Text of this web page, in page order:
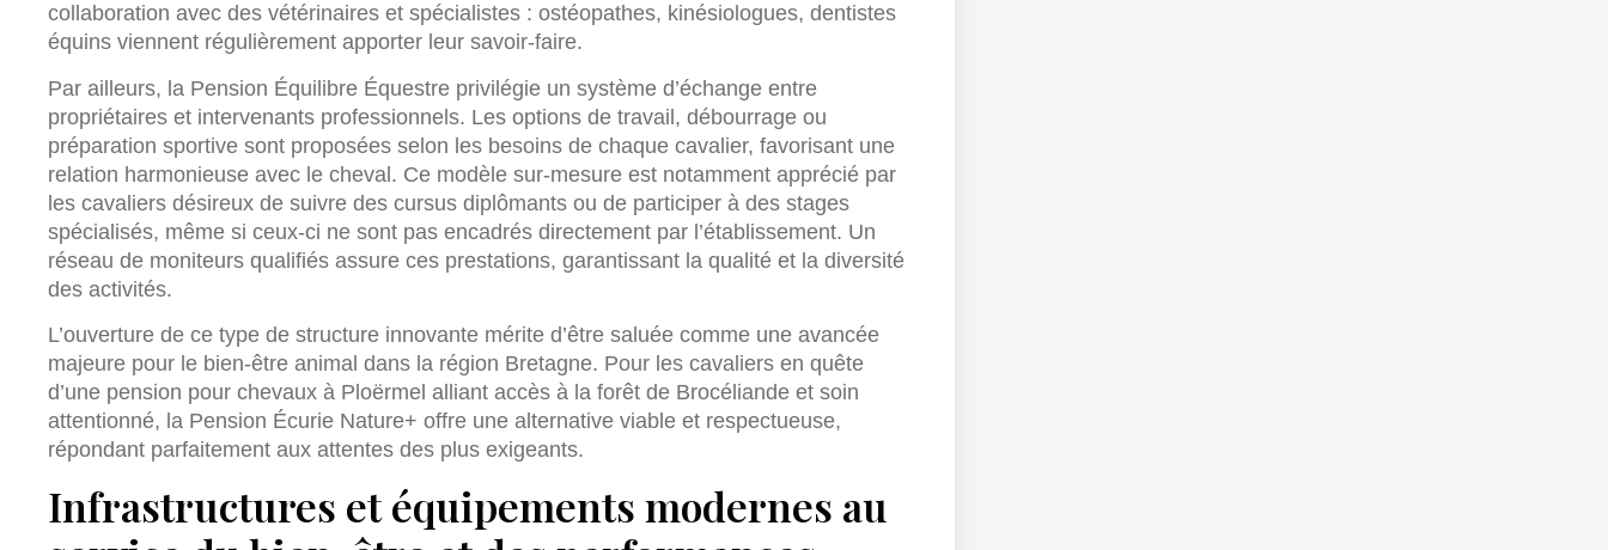
collaboration avec des vétérinaires et spécialistes : ostéopathes, kinésiologues, dentistes
équins viennent régulièrement apporter leur savoir-faire.
Par ailleurs, la Pension Équilibre Équestre privilégie un système d’échange entre
propriétaires et intervenants professionnels. Les options de travail, débourrage ou
préparation sportive sont proposées selon les besoins de chaque cavalier, favorisant une
relation harmonieuse avec le cheval. Ce modèle sur-mesure est notamment apprécié par
les cavaliers désireux de suivre des cursus diplômants ou de participer à des stages
spécialisés, même si ceux-ci ne sont pas encadrés directement par l’établissement. Un
réseau de moniteurs qualifiés assure ces prestations, garantissant la qualité et la diversité
des activités.
L’ouverture de ce type de structure innovante mérite d’être saluée comme une avancée
majeure pour le bien-être animal dans la région Bretagne. Pour les cavaliers en quête
d’une pension pour chevaux à Ploërmel alliant accès à la forêt de Brocéliande et soin
attentionné, la Pension Écurie Nature+ offre une alternative viable et respectueuse,
répondant parfaitement aux attentes des plus exigeants.
Infrastructures et équipements modernes au